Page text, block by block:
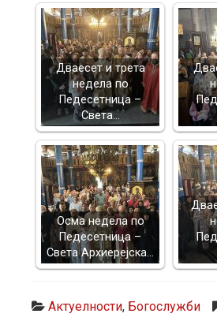
Дваесет и трета
недела по
Педесетница –
Света…
Осма недела по
Педесетница –
Света Архиерејска…
Актуелности, Богослужби